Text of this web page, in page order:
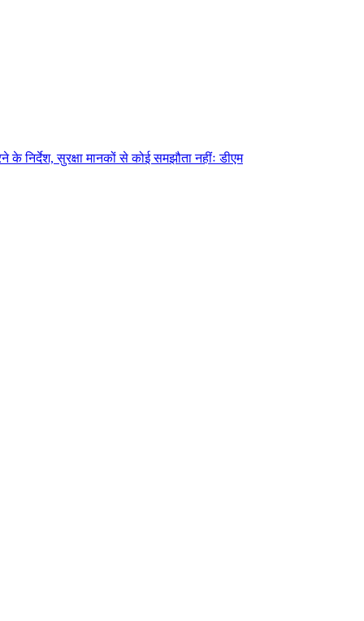
के निर्देश, सुरक्षा मानकों से कोई समझौता नहींः डीएम